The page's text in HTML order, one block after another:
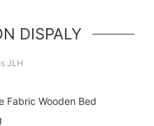
DISPALY
JLH